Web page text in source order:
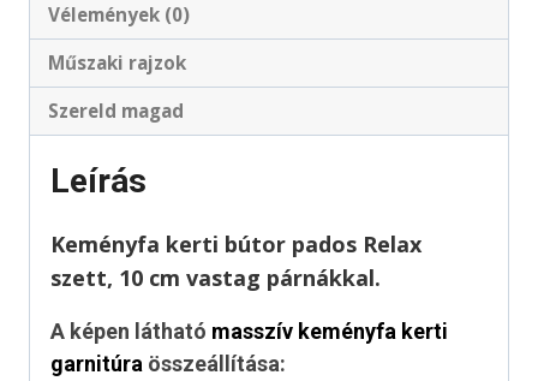
Vélemények (0)
Műszaki rajzok
Szereld magad
Leírás
Keményfa kerti bútor pados Relax
szett, 10 cm vastag párnákkal.
A képen látható masszív keményfa kerti
garnitúra összeállítása: